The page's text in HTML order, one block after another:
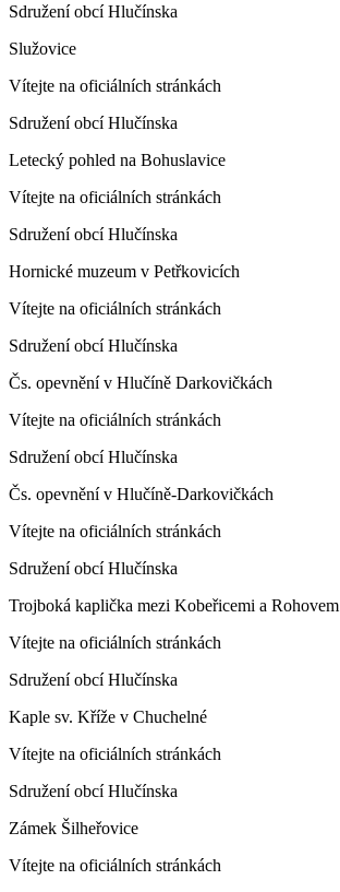
Sdružení obcí Hlučínska
Služovice
Vítejte na oficiálních stránkách
Sdružení obcí Hlučínska
Letecký pohled na Bohuslavice
Vítejte na oficiálních stránkách
Sdružení obcí Hlučínska
Hornické muzeum v Petřkovicích
Vítejte na oficiálních stránkách
Sdružení obcí Hlučínska
Čs. opevnění v Hlučíně Darkovičkách
Vítejte na oficiálních stránkách
Sdružení obcí Hlučínska
Čs. opevnění v Hlučíně-Darkovičkách
Vítejte na oficiálních stránkách
Sdružení obcí Hlučínska
Trojboká kaplička mezi Kobeřicemi a Rohovem
Vítejte na oficiálních stránkách
Sdružení obcí Hlučínska
Kaple sv. Kříže v Chuchelné
Vítejte na oficiálních stránkách
Sdružení obcí Hlučínska
Zámek Šilheřovice
Vítejte na oficiálních stránkách